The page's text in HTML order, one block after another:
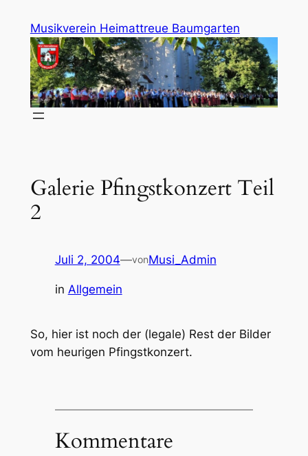
Inhalt
springen
Musikverein Heimattreue Baumgarten
Galerie Pfingstkonzert Teil
2
Juli 2, 2004—vonMusi_Admin
in Allgemein
So, hier ist noch der (legale) Rest der Bilder
vom heurigen Pfingstkonzert.
Kommentare